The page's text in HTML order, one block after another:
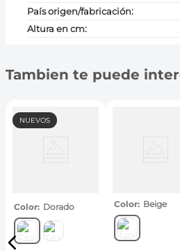
País origen/fabricación:
Altura en cm:
Tambien te puede
NUEVOS
Color Dorado Color Beige